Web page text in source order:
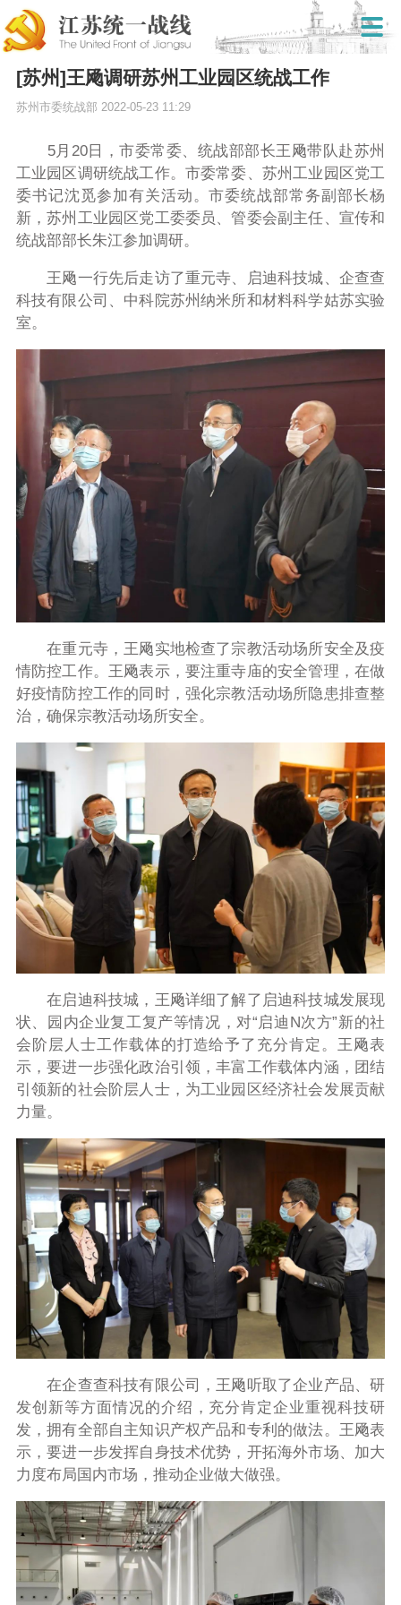
[苏州]王飏调研苏州工业园区统战工作
苏州市委统战部 2022-05-23 11:29
5月20日，市委常委、统战部部长王飏带队赴苏州
工业园区调研统战工作。市委常委、苏州工业园区党工
委书记沈觅参加有关活动。市委统战部常务副部长杨
新，苏州工业园区党工委委员、管委会副主任、宣传和
统战部部长朱江参加调研。
王飏一行先后走访了重元寺、启迪科技城、企查查
科技有限公司、中科院苏州纳米所和材料科学姑苏实验
室。
在重元寺，王飏实地检查了宗教活动场所安全及疫
情防控工作。王飏表示，要注重寺庙的安全管理，在做
好疫情防控工作的同时，强化宗教活动场所隐患排查整
治，确保宗教活动场所安全。
在启迪科技城，王飏详细了解了启迪科技城发展现
状、园内企业复工复产等情况，对“启迪N次方”新的社
会阶层人士工作载体的打造给予了充分肯定。王飏表
示，要进一步强化政治引领，丰富工作载体内涵，团结
引领新的社会阶层人士，为工业园区经济社会发展贡献
力量。
在企查查科技有限公司，王飏听取了企业产品、研
发创新等方面情况的介绍，充分肯定企业重视科技研
发，拥有全部自主知识产权产品和专利的做法。王飏表
示，要进一步发挥自身技术优势，开拓海外市场、加大
力度布局国内市场，推动企业做大做强。